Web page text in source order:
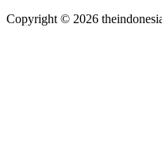
Copyright © 2026